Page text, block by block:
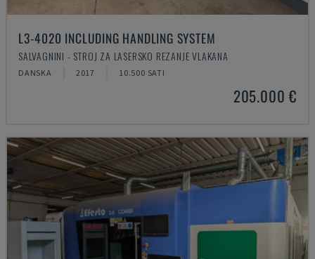
L3-4020 INCLUDING HANDLING SYSTEM
SALVAGNINI - STROJ ZA LASERSKO REZANJE VLAKANA
DANSKA 2017 10.500 SATI
205.000 €